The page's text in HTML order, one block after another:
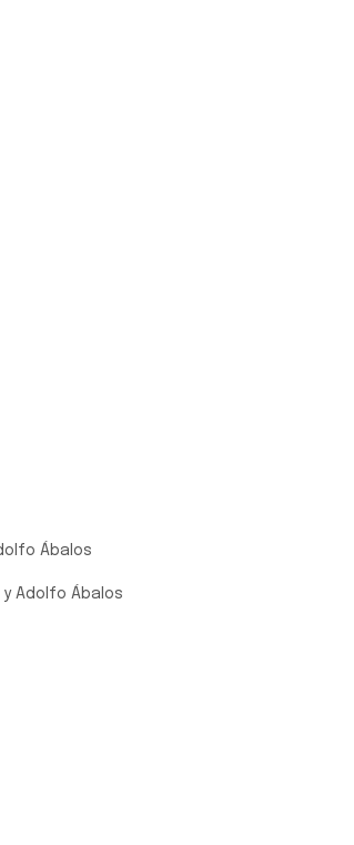
Ábalos
Adolfo Ábalos